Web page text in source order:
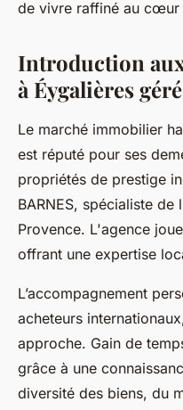
de vivre raffiné au cœur
Introduction
à Éygalières
Le marché immobilier
est réputé pour ses
propriétés de prestige
BARNES, spécialiste de
Provence. L'agence
offrant une expertise
L’accompagnement
acheteurs
approche. Gain de
grâce à une
diversité des biens, du